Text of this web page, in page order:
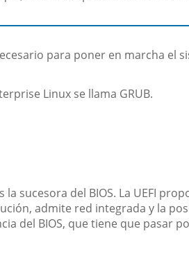
para poner en marcha el
Linux se llama GRUB.
sucesora del BIOS. La UEFI
admite red integrada y la
del BIOS, que tiene que pasar